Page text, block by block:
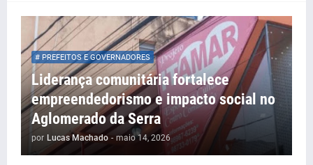
# PREFEITOS E GOVERNADORES
Liderança comunitária fortalece
empreendedorismo e impacto social no
Aglomerado da Serra
por Lucas Machado - maio 14, 2026